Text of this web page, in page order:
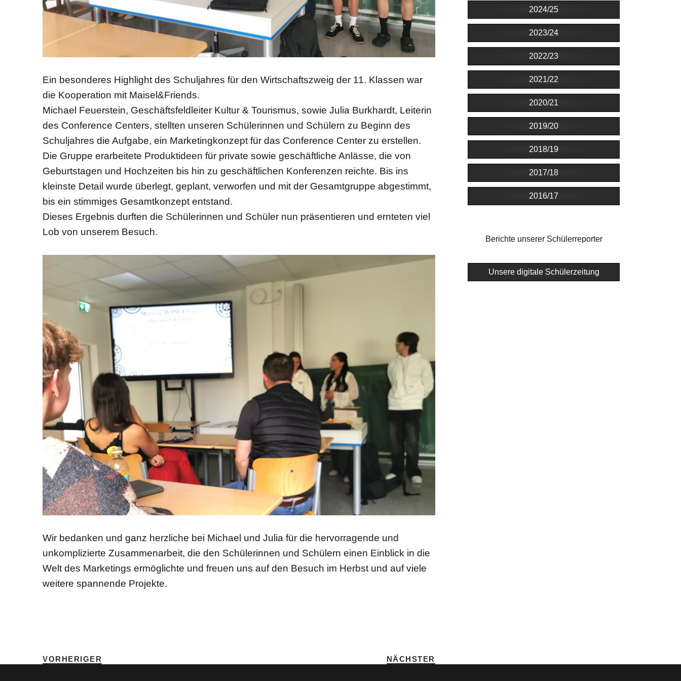
Ein besonderes Highlight des Schuljahres für den Wirtschaftszweig der 11. Klassen war
die Kooperation mit Maisel&Friends.
Michael Feuerstein, Geschäftsfeldleiter Kultur & Tourismus, sowie Julia Burkhardt, Leiterin
des Conference Centers, stellten unseren Schülerinnen und Schülern zu Beginn des
Schuljahres die Aufgabe, ein Marketingkonzept für das Conference Center zu erstellen.
Die Gruppe erarbeitete Produktideen für private sowie geschäftliche Anlässe, die von
Geburtstagen und Hochzeiten bis hin zu geschäftlichen Konferenzen reichte. Bis ins
kleinste Detail wurde überlegt, geplant, verworfen und mit der Gesamtgruppe abgestimmt,
bis ein stimmiges Gesamtkonzept entstand.
Dieses Ergebnis durften die Schülerinnen und Schüler nun präsentieren und ernteten viel
Lob von unserem Besuch.
Wir bedanken und ganz herzliche bei Michael und Julia für die hervorragende und
unkomplizierte Zusammenarbeit, die den Schülerinnen und Schülern einen Einblick in die
Welt des Marketings ermöglichte und freuen uns auf den Besuch im Herbst und auf viele
weitere spannende Projekte.
VORHERIGER NÄCHSTER
2024/25
2023/24
2022/23
2021/22
2020/21
2019/20
2018/19
2017/18
2016/17
Berichte unserer Schülerreporter
Unsere digitale Schülerzeitung